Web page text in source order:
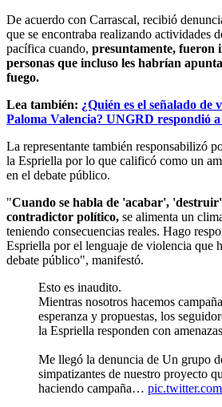
De acuerdo con Carrascal, recibió
que se encontraba realizando actividades
pacífica cuando, presuntamente, fueron
personas que incluso les habrían
fuego.
Lea también: ¿Quién es el señalado de
Paloma Valencia? UNGRD respondió
La representante también responsabilizó
la Espriella por lo que calificó como un
en el debate público.
"Cuando se habla de 'acabar',
contradictor político, se alimenta un
teniendo consecuencias reales. Hago
Espriella por el lenguaje de violencia que
debate público", manifestó.
Esto es inaudito.
Mientras nosotros hacemos
esperanza y propuestas, los
la Espriella responden con
Me llegó la denuncia de Un grupo
simpatizantes de nuestro proyecto
haciendo campaña…